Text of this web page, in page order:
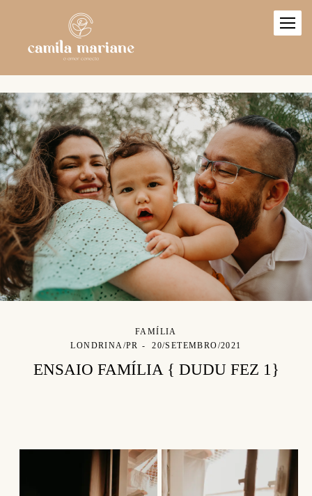
FAMÍLIA
LONDRINA/PR
20/SETEMBRO/2021
ENSAIO FAMÍLIA { DUDU FEZ 1}